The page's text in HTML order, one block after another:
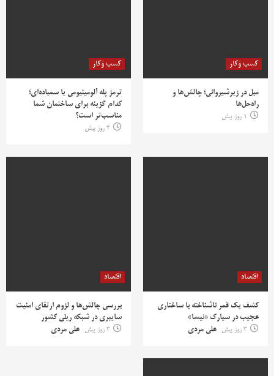
کسب وکار
مبل در زیرشیروانی؛ چالش‌ها و
راه‌حل‌ها
1 روز پیش
کسب وکار
ترمز پله آلومینیومی یا سمباده‌ای؛
کدام گزینه برای ساختمان شما
مناسب‌تر است؟
2 روز پیش
اقتصاد
کشف یک قمر ناشناخته با ساختاری
عجیب در سیارک «نیسا»
3 روز پیش
علی مردی
اقتصاد
بررسی چالش‌ها و لزوم ارتقای امنیت
سایبری در شبکه ریلی کشور
3 روز پیش
علی مردی